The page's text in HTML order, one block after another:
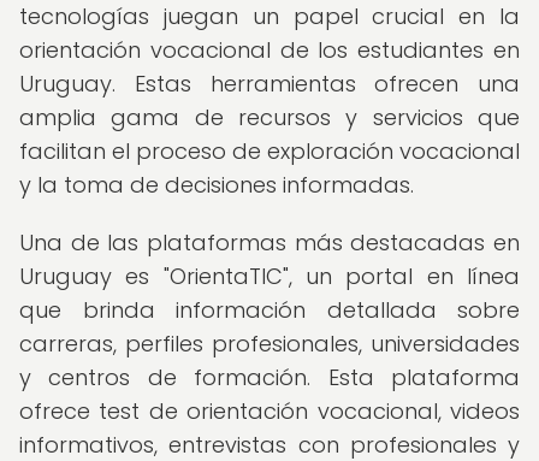
tecnologías juegan un papel crucial en la
orientación vocacional de los estudiantes en
Uruguay. Estas herramientas ofrecen una
amplia gama de recursos y servicios que
facilitan el proceso de exploración vocacional
y la toma de decisiones informadas.
Una de las plataformas más destacadas en
Uruguay es "OrientaTIC", un portal en línea
que brinda información detallada sobre
carreras, perfiles profesionales, universidades
y centros de formación. Esta plataforma
ofrece test de orientación vocacional, videos
informativos, entrevistas con profesionales y